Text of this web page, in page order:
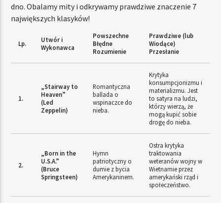
dno. Obalamy mity i odkrywamy prawdziwe znaczenie 7
największych klasyków!
Lp.
Utwór i
Wykonawca
Powszechne
Błędne
Rozumienie
Prawdziwe (lub
Wiodące)
Przesłanie
1.
„Stairway to
Heaven”
(Led
Zeppelin)
Romantyczna
ballada o
wspinaczce do
nieba.
Krytyka
konsumpcjonizmu i
materializmu. Jest
to satyra na ludzi,
którzy wierzą, że
mogą kupić sobie
drogę do nieba.
2.
„Born in the
U.S.A.”
(Bruce
Springsteen)
Hymn
patriotyczny o
dumie z bycia
Amerykaninem.
Ostra krytyka
traktowania
weteranów wojny w
Wietnamie przez
amerykański rząd i
społeczeństwo.